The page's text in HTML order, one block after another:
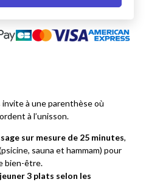
invite à une parenthèse où
à l’unisson.
sur mesure de 25 minutes,
sauna et hammam) pour
bien-être.
3 plats selon les